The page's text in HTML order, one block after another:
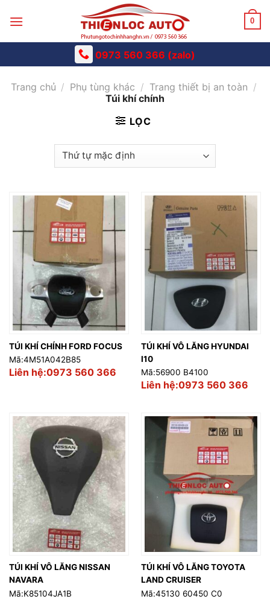
0
0973 560 366 (zalo)
Trang chủ / Phụ tùng khác / Trang thiết bị an toàn /
Túi khí chính
LỌC
TÚI KHÍ CHÍNH FORD FOCUS
Mã:4M51A042B85
Liên hệ:0973 560 366
TÚI KHÍ VÔ LĂNG HYUNDAI
I10
Mã:56900 B4100
Liên hệ:0973 560 366
TÚI KHÍ VÔ LĂNG NISSAN
NAVARA
Mã:K85104JA1B
TÚI KHÍ VÔ LĂNG TOYOTA
LAND CRUISER
Mã:45130 60450 C0